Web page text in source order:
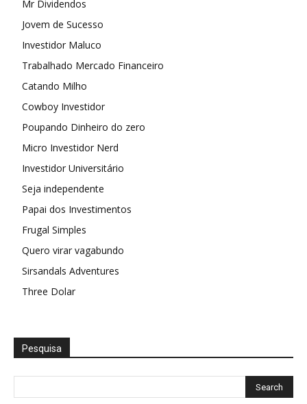
Mr Dividendos
Jovem de Sucesso
Investidor Maluco
Trabalhado Mercado Financeiro
Catando Milho
Cowboy Investidor
Poupando Dinheiro do zero
Micro Investidor Nerd
Investidor Universitário
Seja independente
Papai dos Investimentos
Frugal Simples
Quero virar vagabundo
Sirsandals Adventures
Three Dolar
Pesquisa